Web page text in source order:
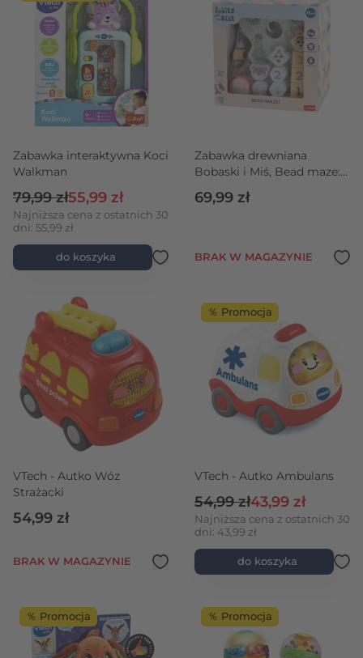
Zabawka interaktywna Koci
Walkman
Cena promocyjna
55,99 zł
Cena regularna
79,99 zł
Najniższa cena z ostatnich 30
dni: 55,99 zł
do koszyka
Zabawka drewniana
Bobaski i Miś, Bead maze:
Shapes & numbers
69,99 zł
BRAK W MAGAZYNIE
VTech - Autko Wóz
Strażacki
54,99 zł
BRAK W MAGAZYNIE
％ Promocja
VTech - Autko Ambulans
Cena
43,99 zł
Cena regularna
54,99 zł
Najniższa cena z ostatnich 30
dni: 43,99 zł
do koszyka
％ Promocja ％ Promocja